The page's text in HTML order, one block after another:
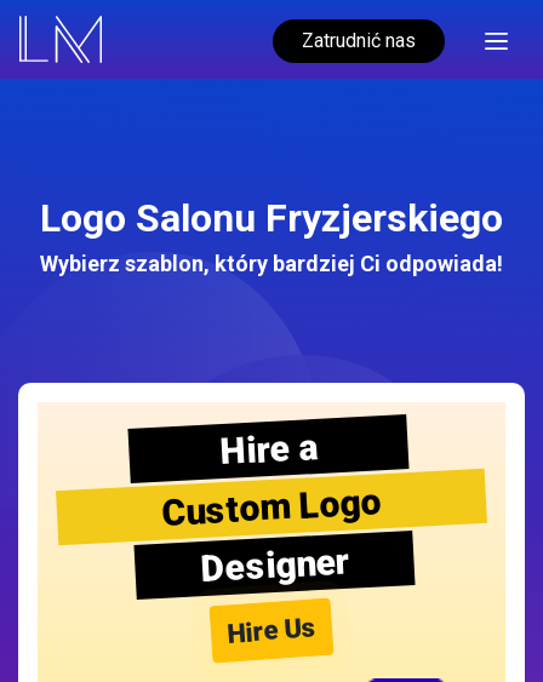
Zatrudnić nas
Logo Salonu Fryzjerskiego
Wybierz szablon, który bardziej Ci odpowiada!
Hire a
Custom Logo
Designer
Hire Us